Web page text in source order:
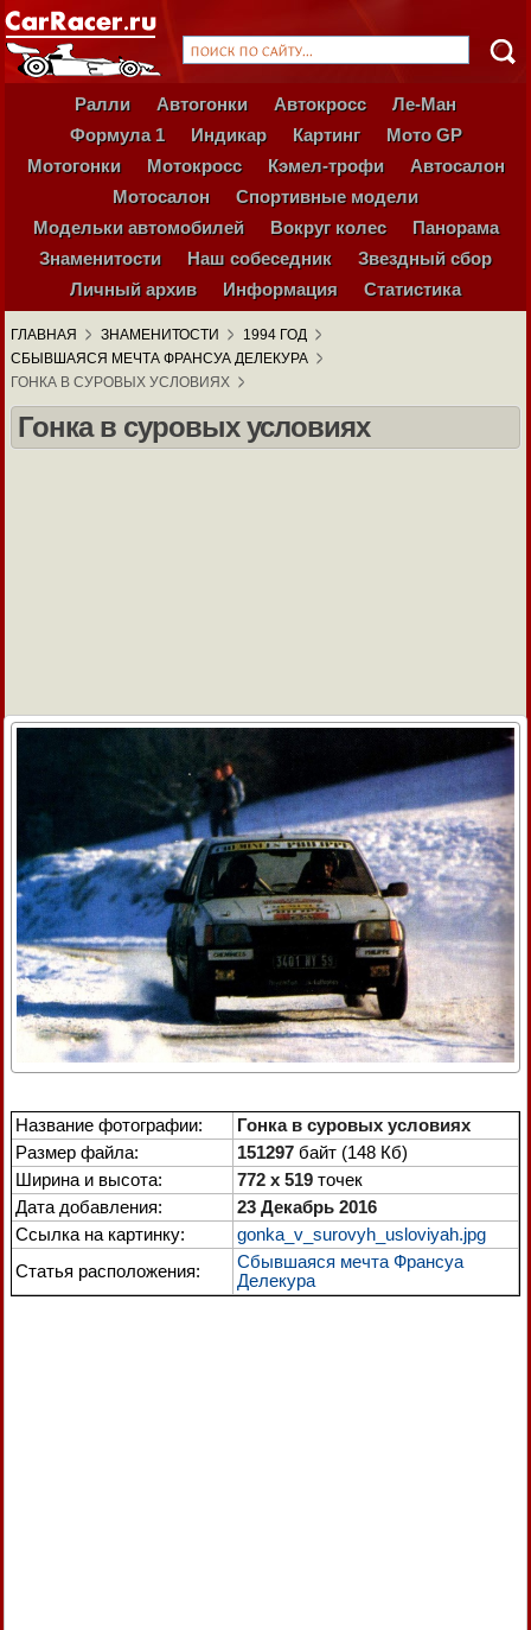
Ралли Автогонки Автокросс
Ле-Ман
Формула 1
Индикар Картинг
Мото GP
Мотогонки
Мотокросс Кэмел-трофи
Автосалон
Мотосалон
Спортивные модели
Модельки автомобилей
Вокруг колес
Панорама
Знаменитости
Наш собеседник
Звездный сбор
Личный архив
Информация Статистика
ГЛАВНАЯ ЗНАМЕНИТОСТИ
1994 ГОД
СБЫВШАЯСЯ МЕЧТА ФРАНСУА ДЕЛЕКУРА
ГОНКА В СУРОВЫХ УСЛОВИЯХ
Гонка в суровых условиях
Название фотографии:
Гонка в суровых условиях
Размер файла:
151297 байт (148 Кб)
Ширина и высота:
772 x 519 точек
Дата добавления:
23 Декабрь 2016
Ссылка на картинку:
gonka_v_surovyh_usloviyah.jpg
Статья расположения:
Сбывшаяся мечта Франсуа
Делекура